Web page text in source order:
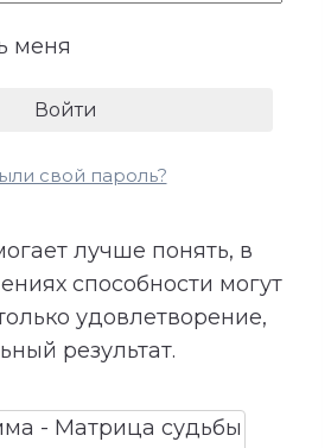
качества, необходимые
внутренние
денежного потока.
лучше понять, в
способности могут
удовлетворение,
результат.
меня
свой пароль?